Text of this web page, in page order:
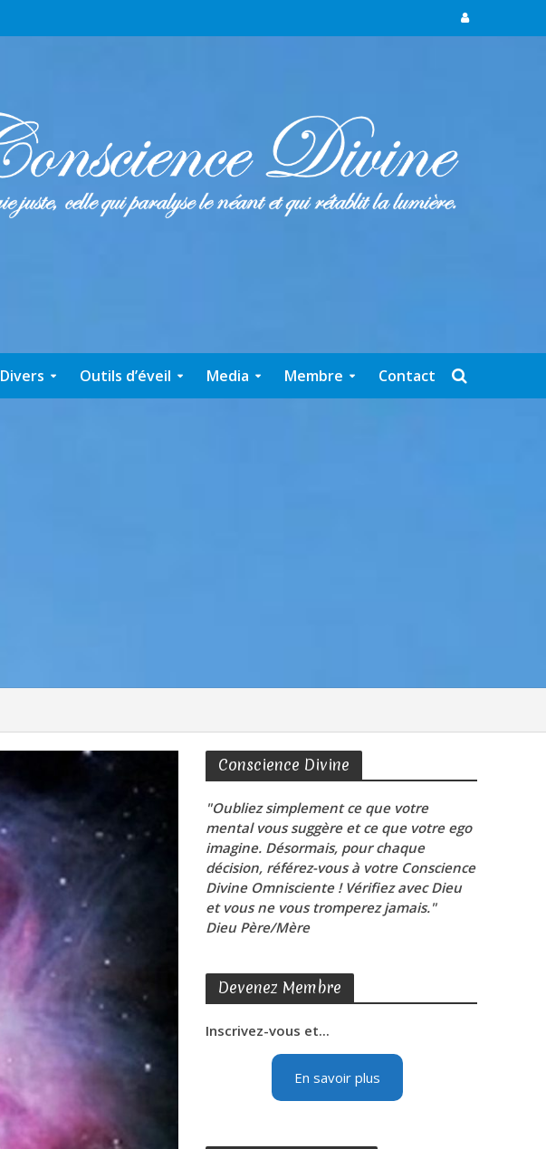
Divers Outils d’éveil Media Membre Contact
Conscience Divine
"Oubliez simplement ce que votre
mental vous suggère et ce que votre ego
imagine. Désormais, pour chaque
décision, référez-vous à votre Conscience
Divine Omnisciente ! Vérifiez avec Dieu
et vous ne vous tromperez jamais."
Dieu Père/Mère
Devenez Membre
Inscrivez-vous et...
En savoir plus